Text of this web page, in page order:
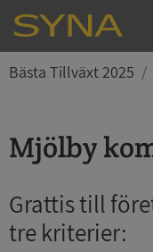
Bästa Tillväxt 2025
Mjölby
Grattis till
tre kriterier: